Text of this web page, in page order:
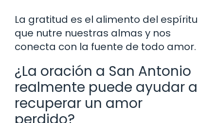
La gratitud es el alimento del espíritu
que nutre nuestras almas y nos
conecta con la fuente de todo amor.
¿La oración a San Antonio
realmente puede ayudar a
recuperar un amor